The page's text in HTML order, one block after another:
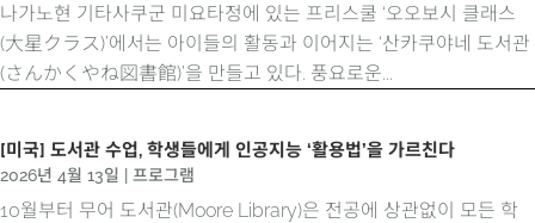
나가노현 기타사쿠군 미요타정에 있는 프리스쿨 ‘오오보시 클래스
(大星クラス)’에서는 아이들의 활동과 이어지는 ‘산카쿠야네 도서관
(さんかくやね図書館)’을 만들고 있다. 풍요로운...
[미국] 도서관 수업, 학생들에게 인공지능 ‘활용법’을 가르친다
2026년 4월 13일 프로그램
10월부터 무어 도서관(Moore Library)은 전공에 상관없이 모든 학